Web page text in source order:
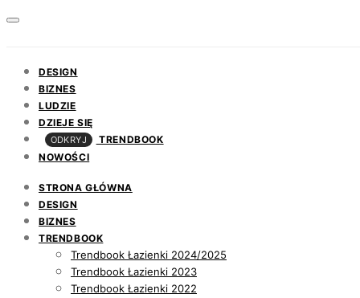
DESIGN
BIZNES
LUDZIE
DZIEJE SIĘ
ODKRYJ
TRENDBOOK
NOWOŚCI
STRONA GŁÓWNA
DESIGN
BIZNES
TRENDBOOK
Trendbook Łazienki 2024/2025
Trendbook Łazienki 2023
Trendbook Łazienki 2022